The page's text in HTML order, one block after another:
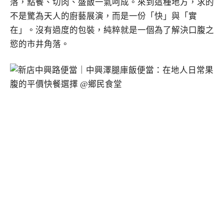
落，點餐、切肉、盛飯一氣呵成。來到這種地方，求的
不是驚為天人的廚藝展演，而是一份「快」與「實
在」。沒有過度的包裝，純粹就是一個為了解決口腹之
慾的市井角落。